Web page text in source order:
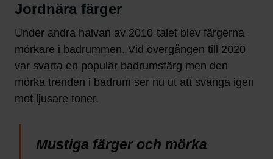
Jordnära färger
Under andra halvan av 2010-talet blev färgerna
mörkare i badrummen. Vid övergången till 2020
var svarta en populär badrumsfärg men den
mörka trenden i badrum ser nu ut att svänga igen
mot ljusare toner.
Mustiga färger och mörka